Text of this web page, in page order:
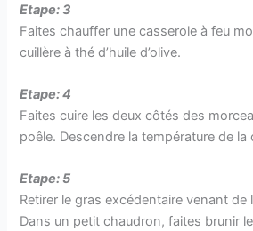
Etape: 3
Faites chauffer une casserole à feu
cuillère à thé d’huile d’olive.
Etape: 4
Faites cuire les deux côtés des
poêle. Descendre la température de la
Etape: 5
Retirer le gras excédentaire venant de
Dans un petit chaudron, faites brunir